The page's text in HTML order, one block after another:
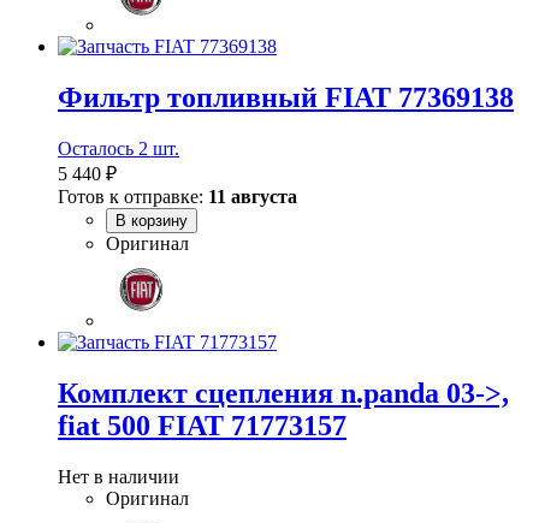
Фильтр топливный FIAT 77369138
Осталось 2 шт.
5 440 ₽
Готов к отправке: 11 августа
В корзину
Оригинал
Комплект сцепления n.panda 03->,
fiat 500 FIAT 71773157
Нет в наличии
Оригинал